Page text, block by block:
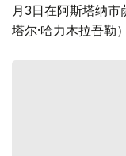
月3日在阿斯塔纳
塔尔·哈力木拉吾勒）